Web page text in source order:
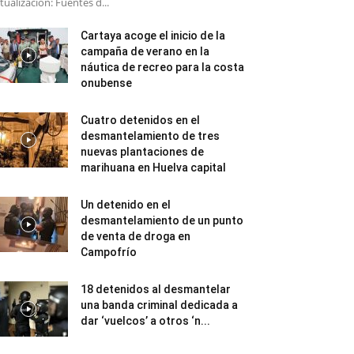
Cartaya acoge el inicio de la
campaña de verano en la
náutica de recreo para la costa
onubense
Cuatro detenidos en el
desmantelamiento de tres
nuevas plantaciones de
marihuana en Huelva capital
Un detenido en el
desmantelamiento de un punto
de venta de droga en
Campofrío
18 detenidos al desmantelar
una banda criminal dedicada a
dar ‘vuelcos’ a otros ‘n...